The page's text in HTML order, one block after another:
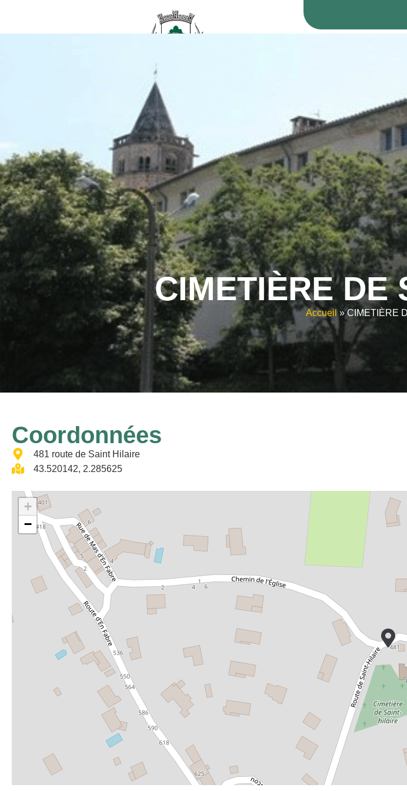
CIMETIÈRE DE SAINT HILAIRE
CIMETIÈRE DE
Accueil»CIMETIÈRE
Coordonnées
481 route de Saint Hilaire
43.520142, 2.285625
+
−